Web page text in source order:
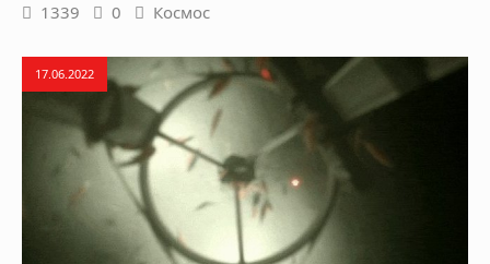
1339 0 Космос
17.06.2022